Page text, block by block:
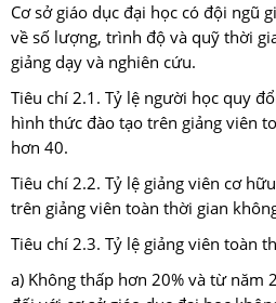
Cơ sở giáo dục đại học có đội ngũ
về số lượng, trình độ và quỹ thời
giảng dạy và nghiên cứu.
Tiêu chí 2.1. Tỷ lệ người học quy
hình thức đào tạo trên giảng viên
hơn 40.
Tiêu chí 2.2. Tỷ lệ giảng viên cơ
trên giảng viên toàn thời gian
Tiêu chí 2.3. Tỷ lệ giảng viên toàn
a) Không thấp hơn 20% và từ năm